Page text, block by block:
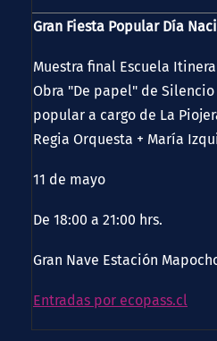
Gran Fiesta Popular Día
Muestra final Escuela
Obra "De papel" de
popular a cargo de La
Regia Orquesta + María
11 de mayo
De 18:00 a 21:00 hrs.
Gran Nave Estación
Entradas por ecopass.cl